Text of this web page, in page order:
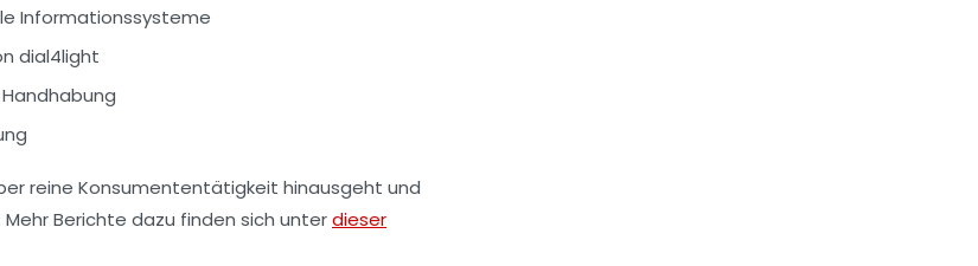
Informationssysteme
dial4light
reine Konsumententätigkeit hinausgeht und
Berichte dazu finden sich unterdieser